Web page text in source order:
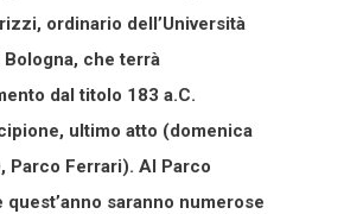
ordinario dell’Università
che terrà
dal titolo 183 a.C.
ultimo atto (domenica
Parco Ferrari). Al Parco
quest’anno saranno numerose